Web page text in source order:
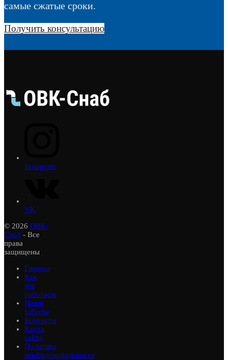
самые сжатые сроки.
Получить консультацию
Instagram
VK
© 2026 ОВК-
Снаб - Все
права
защищены
Главная
Как
мы
работаем
Наши
работы
Контакты
Карта
сайта
Политика
конфиденциальности